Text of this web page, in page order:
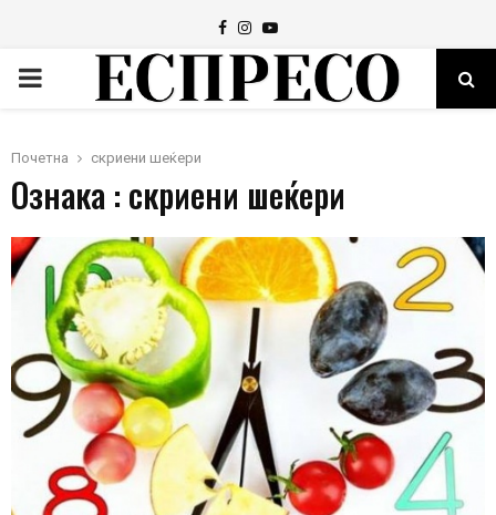
Facebook
Instagram
Youtube
PRIMARY
Почетна скриени шеќери
Ознака : скриени шеќери